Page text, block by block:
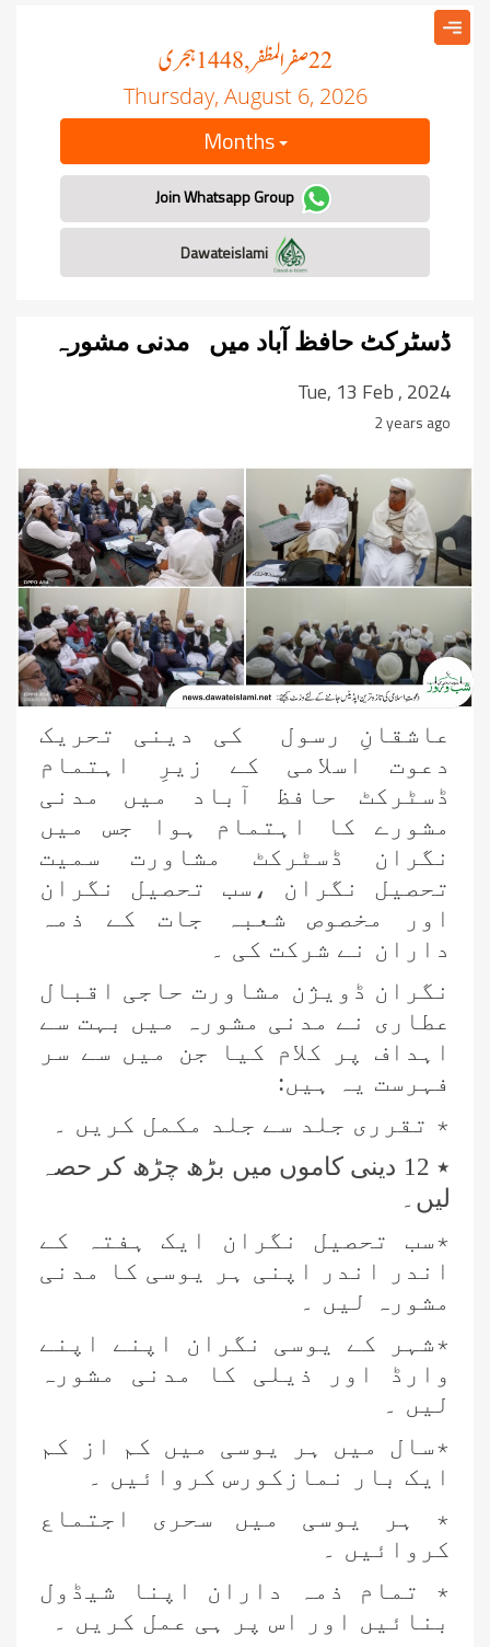
22صفر المظفر, 1448 ہجری
Thursday, August 6, 2026
Months
Join Whatsapp Group
ڈسٹرکٹ حافظ آباد میں مدنی مشورہ
Tue, 13 Feb , 2024
2 years ago
عاشقانِ رسول کی دینی تحریک
دعوت اسلامی کے زیرِ اہتمام
ڈسٹرکٹ حافظ آباد میں مدنی
مشورے کا اہتمام ہوا جس میں
نگران ڈسٹرکٹ مشاورت سمیت
تحصیل نگران ،سب تحصیل نگران
اور مخصوص شعبہ جات کے ذمہ
داران نے شرکت کی ۔
نگران ڈویژن مشاورت حاجی اقبال
عطاری نے مدنی مشورہ میں بہت سے
اہداف پر کلام کیا جن میں سے سر
فہرست یہ ہیں:
٭ تقرری جلد سے جلد مکمل کریں ۔
٭ 12 دینی کاموں میں بڑھ چڑھ کر حصہ
لیں۔
٭سب تحصیل نگران ایک ہفتہ کے
اندر اندر اپنی ہر یوسی کا مدنی
مشورہ لیں ۔
٭شہر کے یوسی نگران اپنے اپنے
وارڈ اور ذیلی کا مدنی مشورہ
لیں ۔
٭سال میں ہر یوسی میں کم از کم
ایک بار نمازکورس کروائیں ۔
٭ ہر یوسی میں سحری اجتماع
کروائیں ۔
٭ تمام ذمہ داران اپنا شیڈول
بنائیں اور اس پر ہی عمل کریں ۔